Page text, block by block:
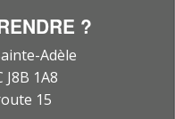
?
Adèle
J8B 1A8
15